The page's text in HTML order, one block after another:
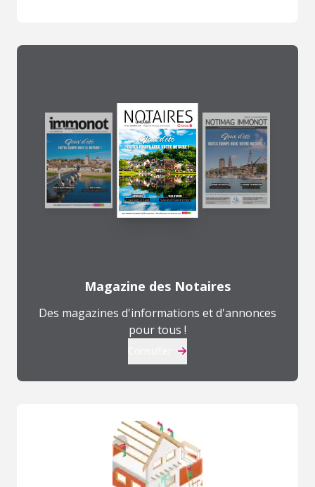
Magazine des Notaires
Des magazines d'informations et d'annonces
pour tous !